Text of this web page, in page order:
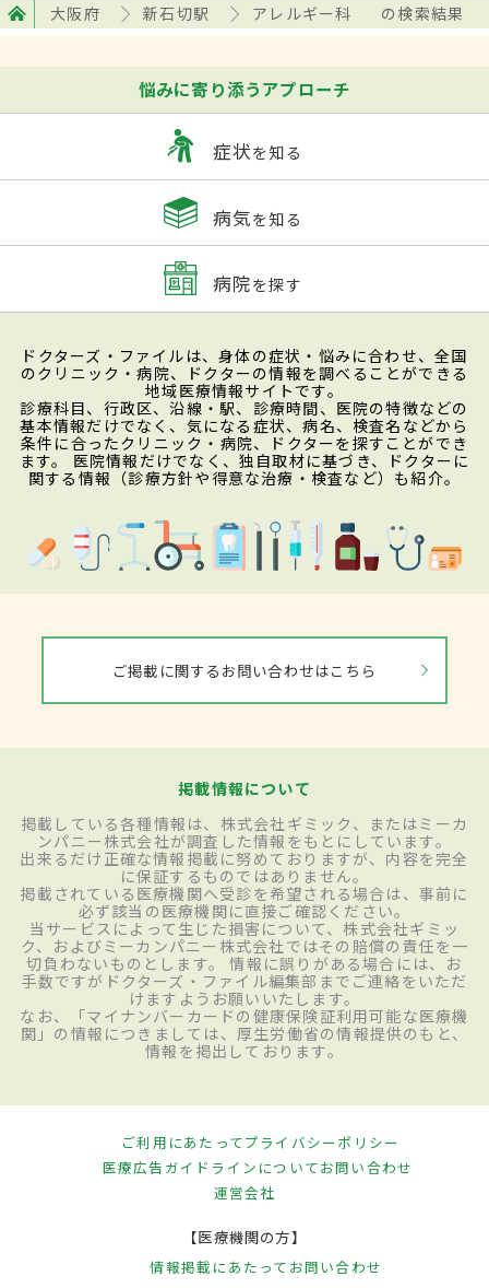
大阪府 新石切駅 アレルギー科 の検索結果
悩みに寄り添うアプローチ
症状を知る
病気を知る
病院を探す
ドクターズ・ファイルは、身体の症状・悩みに合わせ、全国
のクリニック・病院、ドクターの情報を調べることができる
地域医療情報サイトです。
診療科目、行政区、沿線・駅、診療時間、医院の特徴などの
基本情報だけでなく、気になる症状、病名、検査名などから
条件に合ったクリニック・病院、ドクターを探すことができ
ます。 医院情報だけでなく、独自取材に基づき、ドクターに
関する情報（診療方針や得意な治療・検査など）も紹介。
ご掲載に関するお問い合わせはこちら
掲載情報について
掲載している各種情報は、株式会社ギミック、またはミーカ
ンパニー株式会社が調査した情報をもとにしています。
出来るだけ正確な情報掲載に努めておりますが、内容を完全
に保証するものではありません。
掲載されている医療機関へ受診を希望される場合は、事前に
必ず該当の医療機関に直接ご確認ください。
当サービスによって生じた損害について、株式会社ギミッ
ク、およびミーカンパニー株式会社ではその賠償の責任を一
切負わないものとします。 情報に誤りがある場合には、お
手数ですがドクターズ・ファイル編集部までご連絡をいただ
けますようお願いいたします。
なお、「マイナンバーカードの健康保険証利用可能な医療機
関」の情報につきましては、厚生労働省の情報提供のもと、
情報を掲出しております。
ご利用にあたってプライバシーポリシー
医療広告ガイドラインについてお問い合わせ
運営会社
【医療機関の方】
情報掲載にあたって お問い合わせ